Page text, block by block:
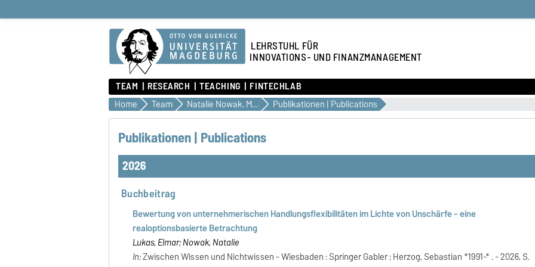
LEHRSTUHL FÜR
INNOVATIONS- UND FINANZMANAGEMENT
TEAM RESEARCH TEACHING FINTECHLAB
Home Team Natalie Nowak, M.Sc. Publikationen | Publications
Publikationen | Publications
2026
Buchbeitrag
Bewertung von unternehmerischen Handlungsflexibilitäten im Lichte von Unschärfe - eine
realoptionsbasierte Betrachtung
Lukas, Elmar; Nowak, Natalie
In:Zwischen Wissen und Nichtwissen - Wiesbaden : Springer Gabler ; Herzog, Sebastian *1991-* . - 2026, S.